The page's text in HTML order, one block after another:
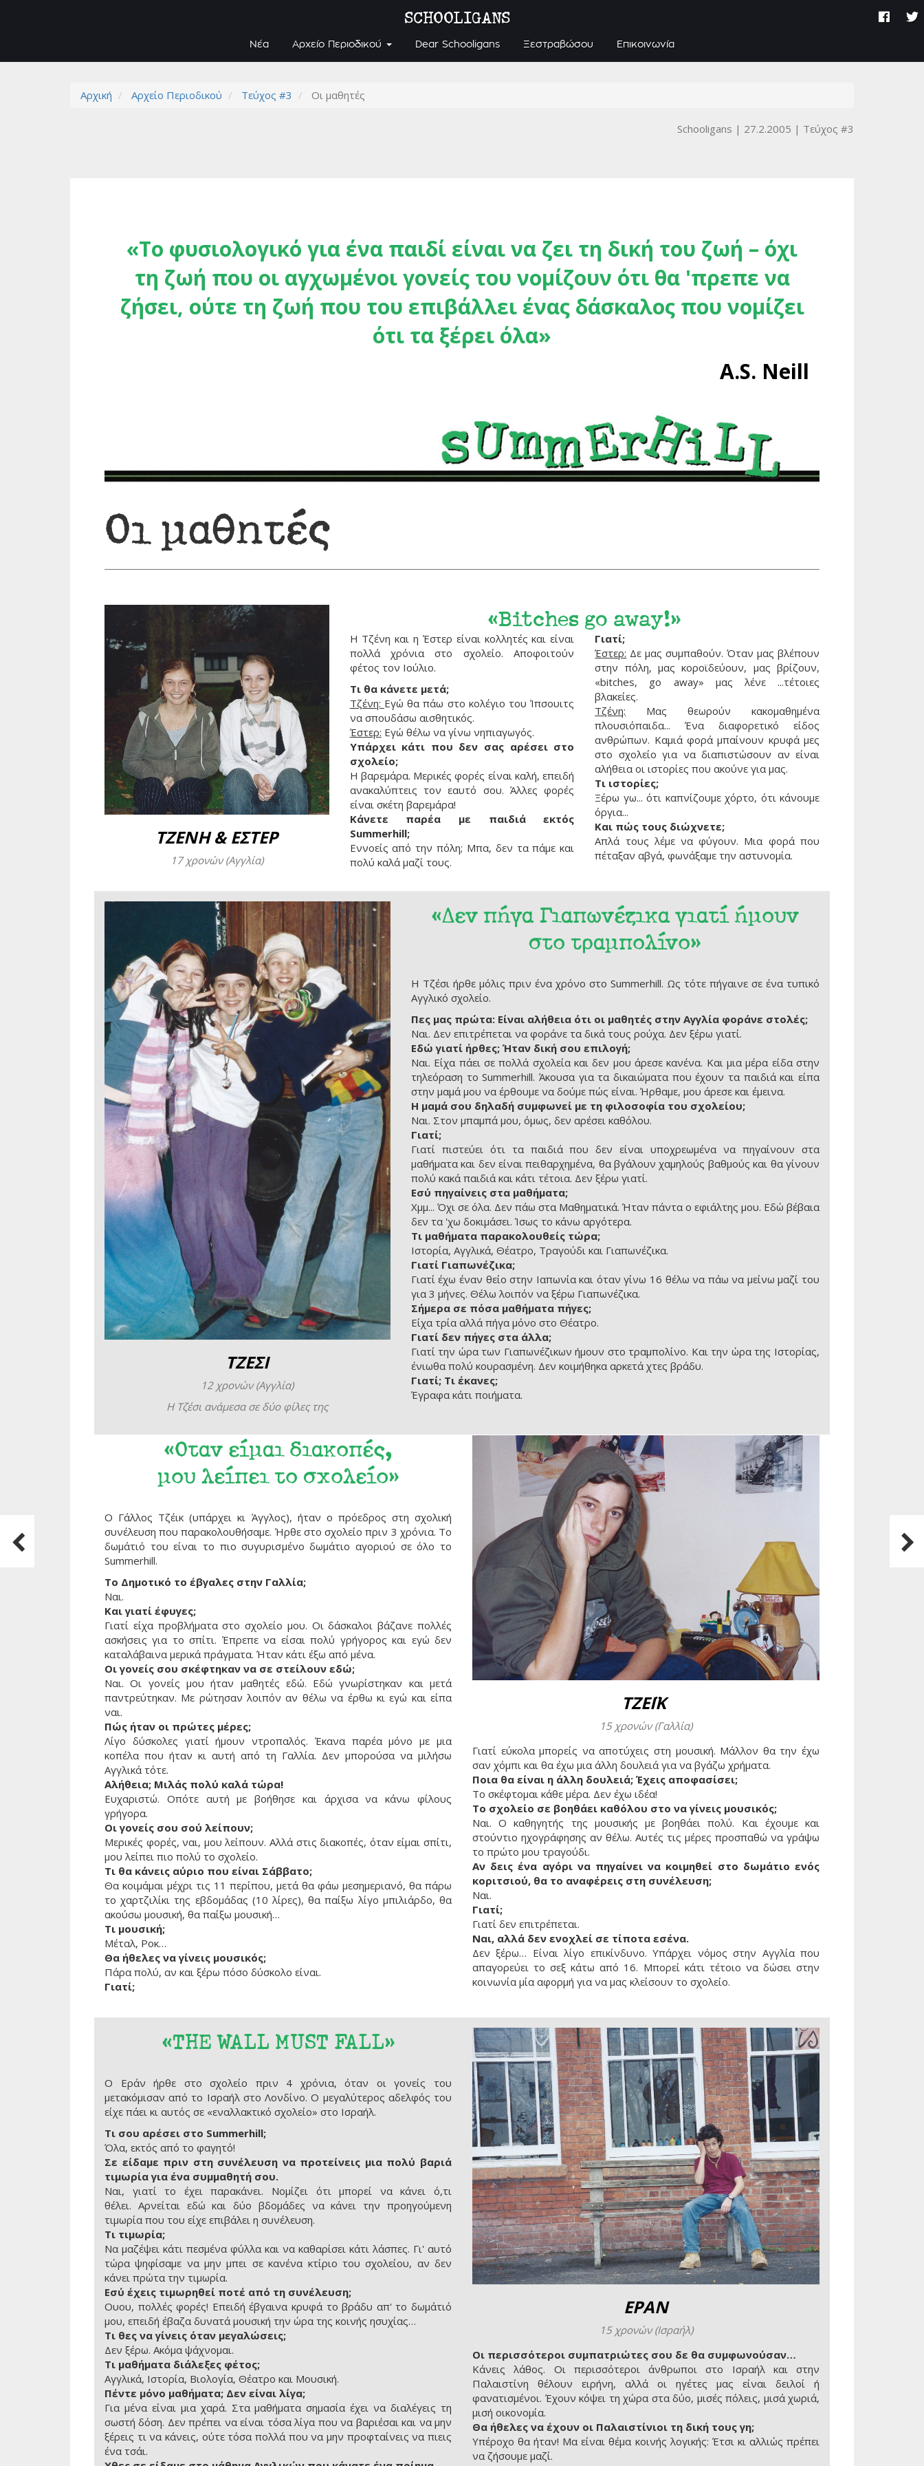
SCHOOLIGANS
Νέα Αρχείο Περιοδικού Dear Schooligans Ξεστραβώσου Επικοινωνία
Αρχική Αρχείο Περιοδικού Τεύχος #3 Οι μαθητές
Schooligans 27.2.2005 Τεύχος #3
«Το φυσιολογικό για ένα παιδί είναι να ζει τη δική του ζωή – όχι
τη ζωή που οι αγχωμένοι γονείς του νομίζουν ότι θα 'πρεπε να
ζήσει, ούτε τη ζωή που του επιβάλλει ένας δάσκαλος που νομίζει
ότι τα ξέρει όλα»
A.S. Neill
Οι μαθητές
ΤΖΕΝΗ & ΕΣΤΕΡ
17 χρονών (Αγγλία)
«Bitches go away!»
Η Τζένη και η Έστερ είναι κολλητές και είναι
πολλά χρόνια στο σχολείο. Αποφοιτούν
φέτος τον Ιούλιο.
Τι θα κάνετε μετά;
Τζένη: Εγώ θα πάω στο κολέγιο του Ίπσουιτς
να σπουδάσω αισθητικός.
Έστερ: Εγώ θέλω να γίνω νηπιαγωγός.
Υπάρχει κάτι που δεν σας αρέσει στο
σχολείο;
Η βαρεμάρα. Μερικές φορές είναι καλή, επειδή
ανακαλύπτεις τον εαυτό σου. Άλλες φορές
είναι σκέτη βαρεμάρα!
Κάνετε παρέα με παιδιά εκτός
Summerhill;
Εννοείς από την πόλη; Μπα, δεν τα πάμε και
πολύ καλά μαζί τους.
Γιατί;
Έστερ: Δε μας συμπαθούν. Όταν μας βλέπουν
στην πόλη, μας κοροϊδεύουν, μας βρίζουν,
«bitches, go away» μας λένε ...τέτοιες
βλακείες.
Τζένη: Μας θεωρούν κακομαθημένα
πλουσιόπαιδα... Ένα διαφορετικό είδος
ανθρώπων. Καμιά φορά μπαίνουν κρυφά μες
στο σχολείο για να διαπιστώσουν αν είναι
αλήθεια οι ιστορίες που ακούνε για μας.
Τι ιστορίες;
Ξέρω γω... ότι καπνίζουμε χόρτο, ότι κάνουμε
όργια...
Και πώς τους διώχνετε;
Απλά τους λέμε να φύγουν. Μια φορά που
πέταξαν αβγά, φωνάξαμε την αστυνομία.
ΤΖΕΣΙ
12 χρονών (Αγγλία)
Η Τζέσι ανάμεσα σε δύο φίλες της
«Δεν πήγα Γιαπωνέζικα γιατί ήμουν
στο τραμπολίνο»
Η Τζέσι ήρθε μόλις πριν ένα χρόνο στο Summerhill. Ως τότε πήγαινε σε ένα τυπικό
Αγγλικό σχολείο.
Πες μας πρώτα: Είναι αλήθεια ότι οι μαθητές στην Αγγλία φοράνε στολές;
Ναι. Δεν επιτρέπεται να φοράνε τα δικά τους ρούχα. Δεν ξέρω γιατί.
Εδώ γιατί ήρθες; Ήταν δική σου επιλογή;
Ναι. Είχα πάει σε πολλά σχολεία και δεν μου άρεσε κανένα. Και μια μέρα είδα στην
τηλεόραση το Summerhill. Άκουσα για τα δικαιώματα που έχουν τα παιδιά και είπα
στην μαμά μου να έρθουμε να δούμε πώς είναι. Ήρθαμε, μου άρεσε και έμεινα.
Η μαμά σου δηλαδή συμφωνεί με τη φιλοσοφία του σχολείου;
Ναι. Στον μπαμπά μου, όμως, δεν αρέσει καθόλου.
Γιατί;
Γιατί πιστεύει ότι τα παιδιά που δεν είναι υποχρεωμένα να πηγαίνουν στα
μαθήματα και δεν είναι πειθαρχημένα, θα βγάλουν χαμηλούς βαθμούς και θα γίνουν
πολύ κακά παιδιά και κάτι τέτοια. Δεν ξέρω γιατί.
Εσύ πηγαίνεις στα μαθήματα;
Χμμ... Όχι σε όλα. Δεν πάω στα Μαθηματικά. Ήταν πάντα ο εφιάλτης μου. Εδώ βέβαια
δεν τα 'χω δοκιμάσει. Ίσως το κάνω αργότερα.
Τι μαθήματα παρακολουθείς τώρα;
Ιστορία, Αγγλικά, Θέατρο, Τραγούδι και Γιαπωνέζικα.
Γιατί Γιαπωνέζικα;
Γιατί έχω έναν θείο στην Ιαπωνία και όταν γίνω 16 θέλω να πάω να μείνω μαζί του
για 3 μήνες. Θέλω λοιπόν να ξέρω Γιαπωνέζικα.
Σήμερα σε πόσα μαθήματα πήγες;
Είχα τρία αλλά πήγα μόνο στο Θέατρο.
Γιατί δεν πήγες στα άλλα;
Γιατί την ώρα των Γιαπωνέζικων ήμουν στο τραμπολίνο. Και την ώρα της Ιστορίας,
ένιωθα πολύ κουρασμένη. Δεν κοιμήθηκα αρκετά χτες βράδυ.
Γιατί; Τι έκανες;
Έγραφα κάτι ποιήματα.
«Οταν είμαι διακοπές,
μου λείπει το σχολείο»
Ο Γάλλος Τζέικ (υπάρχει κι Άγγλος), ήταν ο πρόεδρος στη σχολική
συνέλευση που παρακολουθήσαμε. Ήρθε στο σχολείο πριν 3 χρόνια. Το
δωμάτιό του είναι το πιο συγυρισμένο δωμάτιο αγοριού σε όλο το
Summerhill.
Το Δημοτικό το έβγαλες στην Γαλλία;
Ναι.
Και γιατί έφυγες;
Γιατί είχα προβλήματα στο σχολείο μου. Οι δάσκαλοι βάζανε πολλές
ασκήσεις για το σπίτι. Έπρεπε να είσαι πολύ γρήγορος και εγώ δεν
καταλάβαινα μερικά πράγματα. Ήταν κάτι έξω από μένα.
Οι γονείς σου σκέφτηκαν να σε στείλουν εδώ;
Ναι. Οι γονείς μου ήταν μαθητές εδώ. Εδώ γνωρίστηκαν και μετά
παντρεύτηκαν. Με ρώτησαν λοιπόν αν θέλω να έρθω κι εγώ και είπα
ναι.
Πώς ήταν οι πρώτες μέρες;
Λίγο δύσκολες γιατί ήμουν ντροπαλός. Έκανα παρέα μόνο με μια
κοπέλα που ήταν κι αυτή από τη Γαλλία. Δεν μπορούσα να μιλήσω
Αγγλικά τότε.
Αλήθεια; Μιλάς πολύ καλά τώρα!
Ευχαριστώ. Οπότε αυτή με βοήθησε και άρχισα να κάνω φίλους
γρήγορα.
Οι γονείς σου σού λείπουν;
Μερικές φορές, ναι, μου λείπουν. Αλλά στις διακοπές, όταν είμαι σπίτι,
μου λείπει πιο πολύ το σχολείο.
Τι θα κάνεις αύριο που είναι Σάββατο;
Θα κοιμάμαι μέχρι τις 11 περίπου, μετά θα φάω μεσημεριανό, θα πάρω
το χαρτζιλίκι της εβδομάδας (10 λίρες), θα παίξω λίγο μπιλιάρδο, θα
ακούσω μουσική, θα παίξω μουσική…
Τι μουσική;
Μέταλ, Ροκ…
Θα ήθελες να γίνεις μουσικός;
Πάρα πολύ, αν και ξέρω πόσο δύσκολο είναι.
Γιατί;
ΤΖΕΪΚ
15 χρονών (Γαλλία)
Γιατί εύκολα μπορείς να αποτύχεις στη μουσική. Μάλλον θα την έχω
σαν χόμπι και θα έχω μια άλλη δουλειά για να βγάζω χρήματα.
Ποια θα είναι η άλλη δουλειά; Έχεις αποφασίσει;
Το σκέφτομαι κάθε μέρα. Δεν έχω ιδέα!
Το σχολείο σε βοηθάει καθόλου στο να γίνεις μουσικός;
Ναι. Ο καθηγητής της μουσικής με βοηθάει πολύ. Και έχουμε και
στούντιο ηχογράφησης αν θέλω. Αυτές τις μέρες προσπαθώ να γράψω
το πρώτο μου τραγούδι.
Αν δεις ένα αγόρι να πηγαίνει να κοιμηθεί στο δωμάτιο ενός
κοριτσιού, θα το αναφέρεις στη συνέλευση;
Ναι.
Γιατί;
Γιατί δεν επιτρέπεται.
Ναι, αλλά δεν ενοχλεί σε τίποτα εσένα.
Δεν ξέρω… Είναι λίγο επικίνδυνο. Υπάρχει νόμος στην Αγγλία που
απαγορεύει το σεξ κάτω από 16. Μπορεί κάτι τέτοιο να δώσει στην
κοινωνία μία αφορμή για να μας κλείσουν το σχολείο.
«THE WALL MUST FALL»
Ο Εράν ήρθε στο σχολείο πριν 4 χρόνια, όταν οι γονείς του
μετακόμισαν από το Ισραήλ στο Λονδίνο. Ο μεγαλύτερος αδελφός του
είχε πάει κι αυτός σε «εναλλακτικό σχολείο» στο Ισραήλ.
Τι σου αρέσει στο Summerhill;
Όλα, εκτός από το φαγητό!
Σε είδαμε πριν στη συνέλευση να προτείνεις μια πολύ βαριά
τιμωρία για ένα συμμαθητή σου.
Ναι, γιατί το έχει παρακάνει. Νομίζει ότι μπορεί να κάνει ό,τι
θέλει. Αρνείται εδώ και δύο βδομάδες να κάνει την προηγούμενη
τιμωρία που του είχε επιβάλει η συνέλευση.
Τι τιμωρία;
Να μαζέψει κάτι πεσμένα φύλλα και να καθαρίσει κάτι λάσπες. Γι' αυτό
τώρα ψηφίσαμε να μην μπει σε κανένα κτίριο του σχολείου, αν δεν
κάνει πρώτα την τιμωρία.
Εσύ έχεις τιμωρηθεί ποτέ από τη συνέλευση;
Ουου, πολλές φορές! Επειδή έβγαινα κρυφά το βράδυ απ' το δωμάτιό
μου, επειδή έβαζα δυνατά μουσική την ώρα της κοινής ησυχίας…
Τι θες να γίνεις όταν μεγαλώσεις;
Δεν ξέρω. Ακόμα ψάχνομαι.
Τι μαθήματα διάλεξες φέτος;
Αγγλικά, Ιστορία, Βιολογία, Θέατρο και Μουσική.
Πέντε μόνο μαθήματα; Δεν είναι λίγα;
Για μένα είναι μια χαρά. Στα μαθήματα σημασία έχει να διαλέγεις τη
σωστή δόση. Δεν πρέπει να είναι τόσα λίγα που να βαριέσαι και να μην
ξέρεις τι να κάνεις, ούτε τόσα πολλά που να μην προφταίνεις να πιεις
ένα τσάι.
ΕΡΑΝ
15 χρονών (Ισραήλ)
Οι περισσότεροι συμπατριώτες σου δε θα συμφωνούσαν…
Κάνεις λάθος. Οι περισσότεροι άνθρωποι στο Ισραήλ και στην
Παλαιστίνη θέλουν ειρήνη, αλλά οι ηγέτες μας είναι δειλοί ή
φανατισμένοι. Έχουν κόψει τη χώρα στα δύο, μισές πόλεις, μισά χωριά,
μισή οικονομία.
Θα ήθελες να έχουν οι Παλαιστίνιοι τη δική τους γη;
Υπέροχο θα ήταν! Μα είναι θέμα κοινής λογικής: Έτσι κι αλλιώς πρέπει
να ζήσουμε μαζί.